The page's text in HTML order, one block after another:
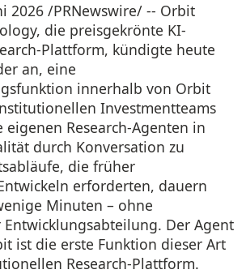
2026 /PRNewswire/ -- Orbit
die preisgekrönte KI-
Plattform, kündigte heute
an, eine
innerhalb von Orbit
Investmentteams
Research-Agenten in
durch Konversation zu
die früher
erforderten, dauern
Minuten – ohne
Der Agent
ist die erste Funktion dieser Art
Research-Plattform.